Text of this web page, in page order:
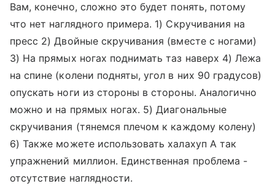
Вам, конечно, сложно это будет понять, потому
что нет наглядного примера. 1) Скручивания на
пресс 2) Двойные скручивания (вместе с ногами)
3) На прямых ногах поднимать таз наверх 4) Лежа
на спине (колени подняты, угол в них 90 градусов)
опускать ноги из стороны в стороны. Аналогично
можно и на прямых ногах. 5) Диагональные
скручивания (тянемся плечом к каждому колену)
6) Также можете использовать халахуп А так
упражнений миллион. Единственная проблема -
отсутствие наглядности.